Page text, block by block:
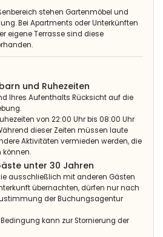
:
ruhige Lage nicht weit vom Strand
miet Palmen ist ein Plus.Wier
kommen.
de la part de votre agence
guter Service von Ihrer Agentur
stehen Gartenmöbel und
Bei Apartments oder Unterkünften
eigene Terrasse sind diese
und Ruhezeiten
Ihres Aufenthalts Rücksicht auf die
von 22:00 Uhr bis 08:00 Uhr
dieser Zeiten müssen laute
Aktivitäten vermieden werden, die
können.
unter 30 Jahren
ausschließlich mit anderen Gästen
übernachten, dürfen nur nach
der Buchungsagentur
kann zur Stornierung der